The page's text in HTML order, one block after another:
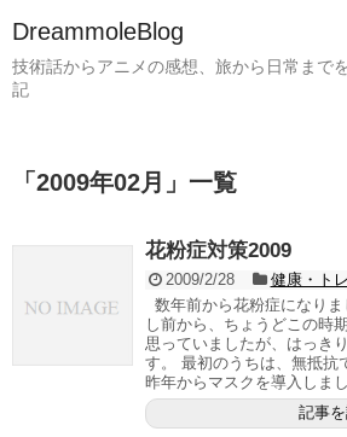
DreammoleBlog
技術話からアニメの感想、旅から日常まで
記
「 2009年02月 」 一覧
花粉症対策2009
2009/2/28
健康・ト
数年前から花粉症になり
し前から、ちょうどこの時
思っていましたが、はっき
す。 最初のうちは、無抵抗
昨年からマスクを導入しま
記事